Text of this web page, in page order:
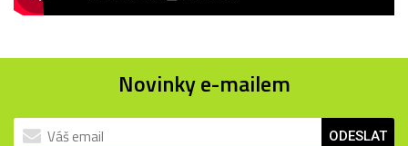
Novinky e-mailem
ODESLAT